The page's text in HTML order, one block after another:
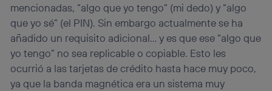
mencionadas, “algo que yo tengo” (mi dedo) y “algo
que yo sé” (el PIN). Sin embargo actualmente se ha
añadido un requisito adicional… y es que ese “algo que
yo tengo” no sea replicable o copiable. Esto les
ocurrió a las tarjetas de crédito hasta hace muy poco,
ya que la banda magnética era un sistema muy